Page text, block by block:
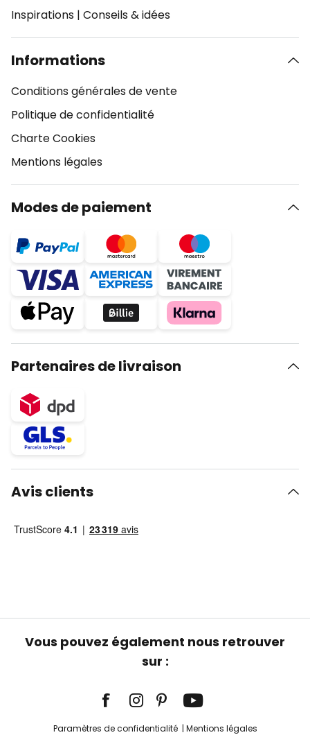
Inspirations | Conseils & idées
Informations
Conditions générales de vente
Politique de confidentialité
Charte Cookies
Mentions légales
Modes de paiement
Partenaires de livraison
Avis clients
Vous pouvez également nous retrouver
sur :
Paramètres de confidentialité
Mentions légales